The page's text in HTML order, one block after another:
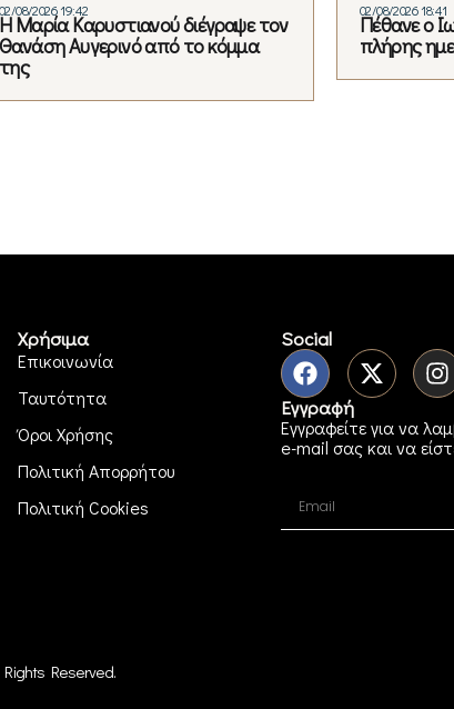
02/08/2026 19:42
Η Μαρία Καρυστιανού διέγραψε τον
Θανάση Αυγερινό από το κόμμα
της
02/08/2026 18:41
Πέθανε ο
πλήρης
Χρήσιμα
Επικοινωνία
Ταυτότητα
Όροι Χρήσης
Πολιτική Απορρήτου
Πολιτική Cookies
Social
Εγγραφή
Εγγραφείτε για να
e-mail σας και να
Reserved.